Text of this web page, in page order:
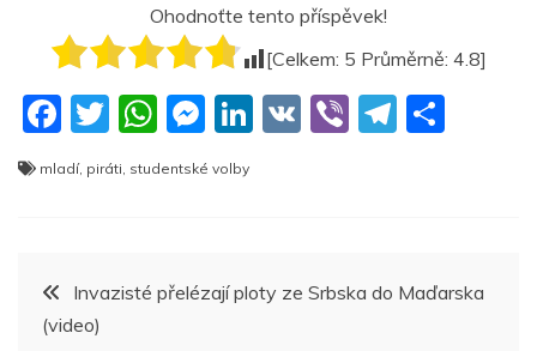
Ohodnoťte tento příspěvek!
[Celkem: 5 Průměrně: 4.8]
F
a
o
T
w
itt
W
h
p
M
e
ss
g
Li
n
V
Vi T
m
mladí, piráti, studentské volby
Navigace
Invazisté přelézají ploty ze Srbska do Maďarska
(video)